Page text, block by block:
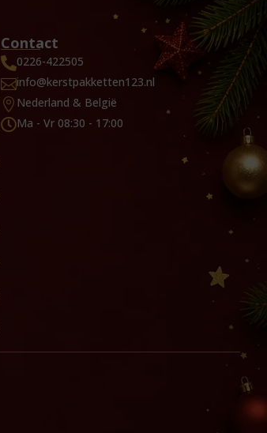
Contact
0226-422505
info@kerstpakketten123.nl
 Nederland & België
Ma - Vr 08:30 - 17:00